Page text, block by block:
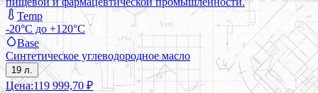
Temp
-20°C до +120°C
Base
Синтетическое углеводородное масло
19 л.
Цена:119 999,70 ₽